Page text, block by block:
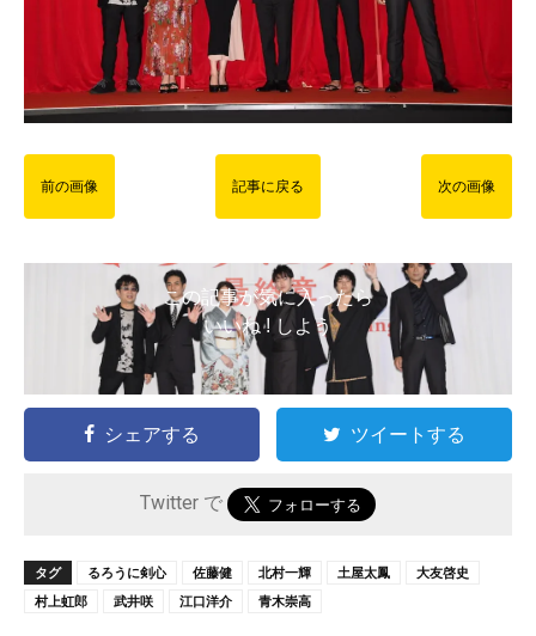
前の画像 記事に戻る 次の画像
この記事が気に入ったら
いいね ! しよう
シェアする ツイートする
Twitter で
タグ るろうに剣心 佐藤健 北村一輝 土屋太鳳
大友啓史
村上虹郎
武井咲 江口洋介 青木崇高